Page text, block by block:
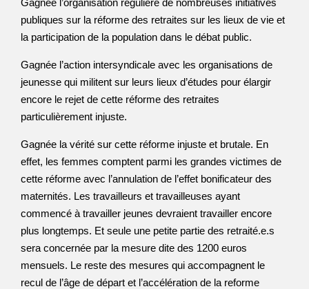
Gagnée l’organisation régulière de nombreuses initiatives
publiques sur la réforme des retraites sur les lieux de vie et
la participation de la population dans le débat public.
Gagnée l’action intersyndicale avec les organisations de
jeunesse qui militent sur leurs lieux d’études pour élargir
encore le rejet de cette réforme des retraites
particulièrement injuste.
Gagnée la vérité sur cette réforme injuste et brutale. En
effet, les femmes comptent parmi les grandes victimes de
cette réforme avec l’annulation de l’effet bonificateur des
maternités. Les travailleurs et travailleuses ayant
commencé à travailler jeunes devraient travailler encore
plus longtemps. Et seule une petite partie des retraité.e.s
sera concernée par la mesure dite des 1200 euros
mensuels. Le reste des mesures qui accompagnent le
recul de l’âge de départ et l’accélération de la reforme